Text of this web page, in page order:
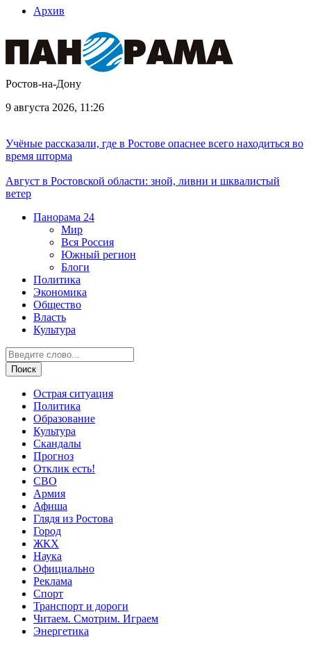
Архив
Ростов-на-Дону
9 августа 2026, 11:26
Учёные рассказали, где в Ростове опаснее всего находиться во
время шторма
Август в Ростовской области: зной, ливни и шквалистый
ветер
Панорама 24
Мир
Вся Россия
Южный регион
Блоги
Политика
Экономика
Общество
Власть
Культура
Острая ситуация
Политика
Образование
Культура
Скандалы
Прогноз
Отклик есть!
СВО
Армия
Афиша
Глядя из Ростова
Город
ЖКХ
Наука
Официально
Реклама
Спорт
Транспорт и дороги
Читаем. Смотрим. Играем
Энергетика